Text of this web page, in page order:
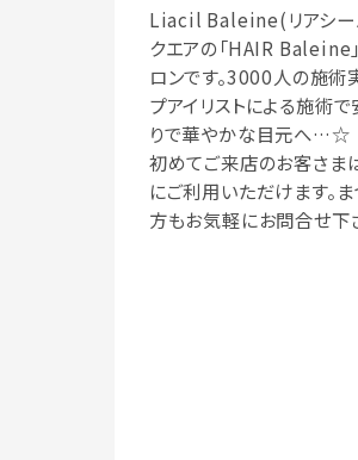
Liacil Baleine(リアシー
クエアの「HAIR Baleine
ロンです。3000人の施術
プアイリストによる施術
りで華やかな目元へ…☆
初めてご来店のお客さま
にご利用いただけます。
方もお気軽にお問合せ下